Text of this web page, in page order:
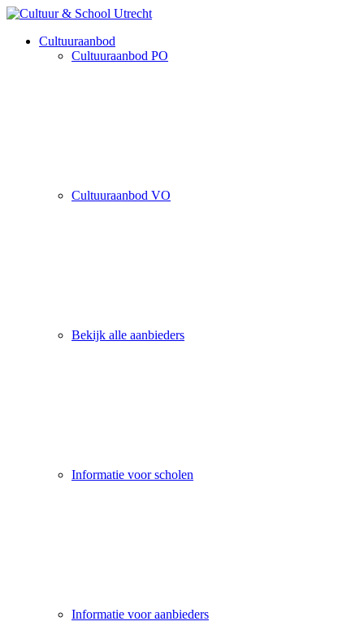
Cultuuraanbod
Cultuuraanbod PO
Cultuuraanbod VO
Bekijk alle aanbieders
Informatie voor scholen
Informatie voor aanbieders